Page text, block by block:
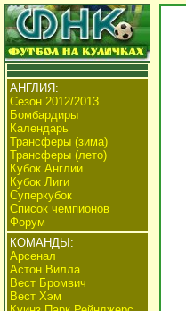
АНГЛИЯ:
Сезон 2012/2013
Бомбардиры
Календарь
Трансферы (зима)
Трансферы (лето)
Кубок Англии
Кубок Лиги
Суперкубок
Список чемпионов
Форум
КОМАНДЫ:
Арсенал
Астон Вилла
Вест Бромвич
Вест Хэм